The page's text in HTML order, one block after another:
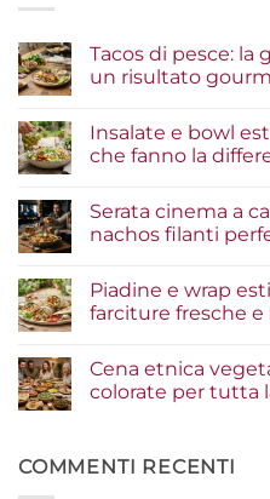
Tacos di pesce:
un risultato
su
Tacos
di
guida
agli
ingredienti
risultato
gourmet
Insalate e bowl
che fanno la
su
Insalate
e
condimenti
a
fanno
la
differenza
Serata cinema a
nachos filanti
su
Serata
cinema
i
segreti
per
filanti
perfetti
Piadine e wrap
farciture fresche e
su
Piadine
e
originali
per
Cena etnica
colorate per tutta
Cena
etnica
COMMENTI RECENTI